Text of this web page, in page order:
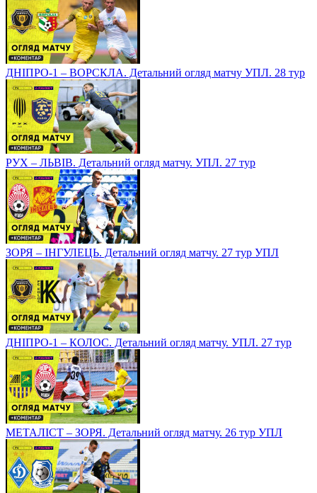
ДНІПРО-1 – ВОРСКЛА. Детальний огляд матчу УПЛ. 28 тур
РУХ – ЛЬВІВ. Детальний огляд матчу. УПЛ. 27 тур
ЗОРЯ – ІНГУЛЕЦЬ. Детальний огляд матчу. 27 тур УПЛ
ДНІПРО-1 – КОЛОС. Детальний огляд матчу. УПЛ. 27 тур
МЕТАЛІСТ – ЗОРЯ. Детальний огляд матчу. 26 тур УПЛ